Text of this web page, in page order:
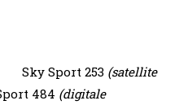
Sky Sport 253 (satellite
484 (digitale